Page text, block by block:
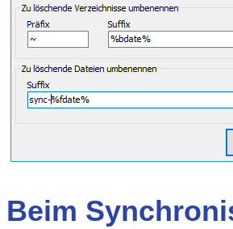
Beim